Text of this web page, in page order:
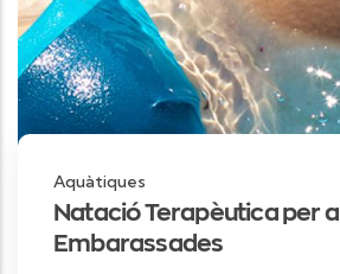
Aquàtiques
Natació Terapèutica per a
Embarassades